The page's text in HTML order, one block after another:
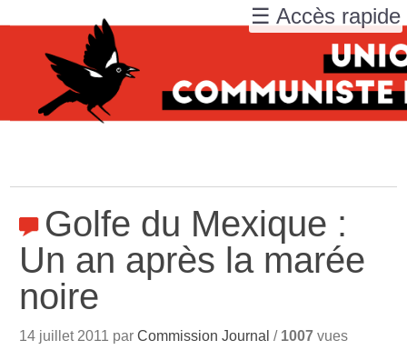
Golfe du Mexique :
Un an après la marée
noire
14 juillet 2011 parCommission Journal / 1007 vues
☰ Accès rapide